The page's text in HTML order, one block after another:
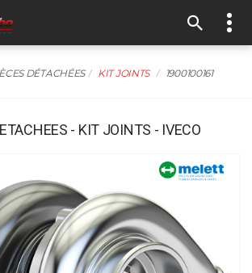
DÉTACHÉES KIT JOINTS 1900100161
- KIT JOINTS - IVECO